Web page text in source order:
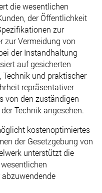
die wesentlichen
der Öffentlichkeit
zur
zur Vermeidung von
der Instandhaltung
auf gesicherten
und praktischer
repräsentativer
von den zuständigen
Technik angesehen.
kostenoptimiertes
der Gesetzgebung von
unterstützt die